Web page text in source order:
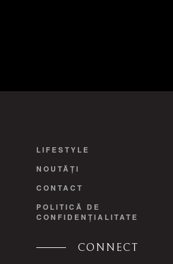
LIFESTYLE
NOUTĂȚI
CONTACT
POLITICĂ DE
CONFIDENȚIALITATE
CONNECT